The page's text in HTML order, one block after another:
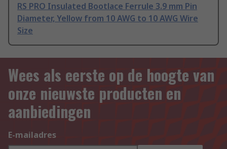
RS PRO Insulated Bootlace Ferrule 3.9 mm Pin
Diameter, Yellow from 10 AWG to 10 AWG Wire
Size
Wees als eerste op de hoogte van
onze nieuwste producten en
aanbiedingen
E-mailadres